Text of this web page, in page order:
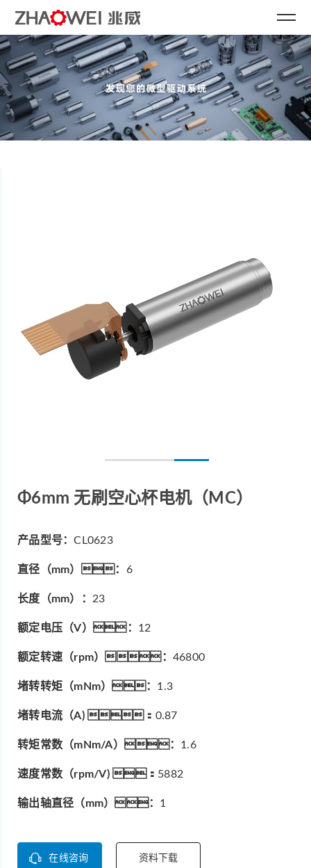
Φ6mm 无刷空心杯电机（MC）
产品型号：CL0623
直径（mm）： 6
长度（mm）： 23
额定电压（V）： 12
额定转速（rpm）： 46800
堵转转矩（mNm）： 1.3
堵转电流（A) ： 0.87
转矩常数（mNm/A）： 1.6
速度常数（rpm/V) ： 5882
输出轴直径（mm）： 1
在线咨询 资料下载